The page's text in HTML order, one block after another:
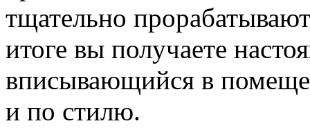
тщательно
итоге вы получаете
вписывающийся в
и по стилю.